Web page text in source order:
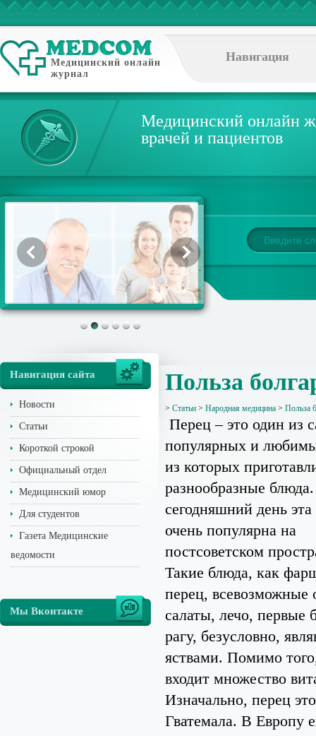
Медицинский онлайн
журнал
Навигация
Медицинский онлайн
врачей и пациентов
Навигация сайта
Новости
Статьи
Короткой строкой
Официальный отдел
Медицинский юмор
Для студентов
Газета Медицинские
ведомости
Мы Вконтакте
Польза
> Статьи > Народная медицина > Польза
Перец – это один из
популярных и
из которых
разнообразные
сегодняшний день эта
очень популярна на
постсоветском
Такие блюда, как
перец,
салаты, лечо, первые
рагу, безусловно,
яствами. Помимо
входит множество
Изначально, перец
Гватемала. В Европу